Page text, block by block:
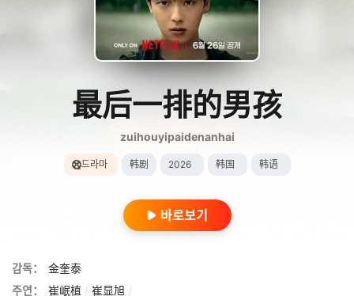
最后一排的男孩
zuihouyipaidenanhai
드라마 韩剧 2026 韩国 韩语
바로보기
감독：
金奎泰
주연：
崔岷植 / 崔显旭 /